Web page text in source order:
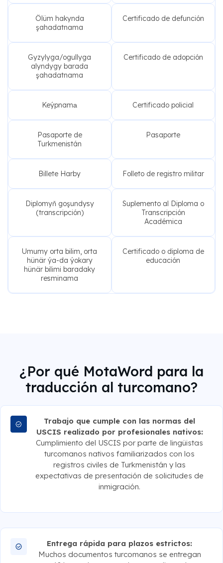
Ölüm hakynda
şahadatnama
Certificado de defunción
Gyzylyga/ogullyga
alyndygy barada
şahadatnama
Certificado de adopción
Keýpnamа Certificado policial
Pasaporte de
Turkmenistán
Pasaporte
Billete Harby Folleto de registro militar
Diplomyň goşundysy
(transcripción)
Suplemento al Diploma o
Transcripción
Académica
Umumy orta bilim, orta
hünär ýa-da ýokary
hünär bilimi baradaky
resminama
Certificado o diploma de
educación
¿Por qué MotaWord para la
traducción al turcomano?
Trabajo que cumple con las normas del
USCIS realizado por profesionales nativos:
Cumplimiento del USCIS por parte de lingüistas
turcomanos nativos familiarizados con los
registros civiles de Turkmenistán y las
expectativas de presentación de solicitudes de
inmigración.
Entrega rápida para plazos estrictos:
Muchos documentos turcomanos se entregan